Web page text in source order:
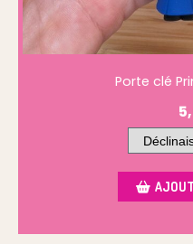
Porte clé